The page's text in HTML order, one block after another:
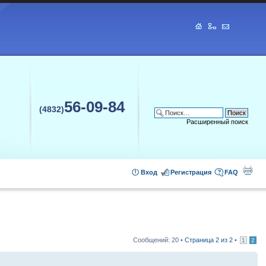
(4832)56-09-84
Расширенный поиск
FAQ
Регистрация
Вход
Сообщений: 20 • Страница 2 из 2 • 1 2